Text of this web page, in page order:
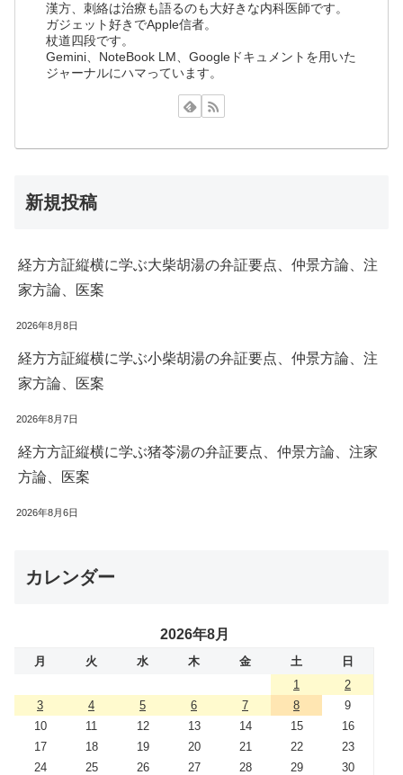
漢方、刺絡は治療も語るのも大好きな内科医師です。
ガジェット好きでApple信者。
杖道四段です。
Gemini、NoteBook LM、Googleドキュメントを用いた
ジャーナルにハマっています。
新規投稿
経方方証縦横に学ぶ大柴胡湯の弁証要点、仲景方論、注
家方論、医案
2026年8月8日
経方方証縦横に学ぶ小柴胡湯の弁証要点、仲景方論、注
家方論、医案
2026年8月7日
経方方証縦横に学ぶ猪苓湯の弁証要点、仲景方論、注家
方論、医案
2026年8月6日
カレンダー
2026年8月
月 火 水 木 金 土
日
1
2
3
4 5 6 7 8
9
10
11 12 13 14 15
16
17
18 19 20 21 22
23
24
25 26 27 28 29
30